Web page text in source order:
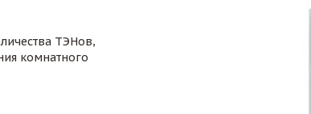
ТЭНов,
комнатного